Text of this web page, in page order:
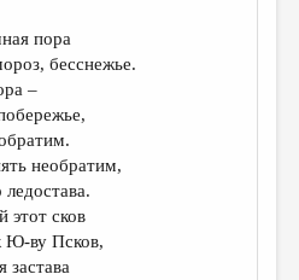
пора
бесснежье.
–
необратим,
этот сков
Ю-ву Псков,
застава